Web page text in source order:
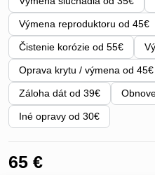
Výmena reproduktoru od 45€
Čistenie korózie od 55€
Oprava krytu / výmena od 45€
Záloha dát od 39€
Iné opravy od 30€
65 €